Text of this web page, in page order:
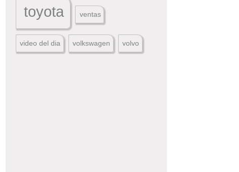
toyota ventas
video del dia volkswagen volvo